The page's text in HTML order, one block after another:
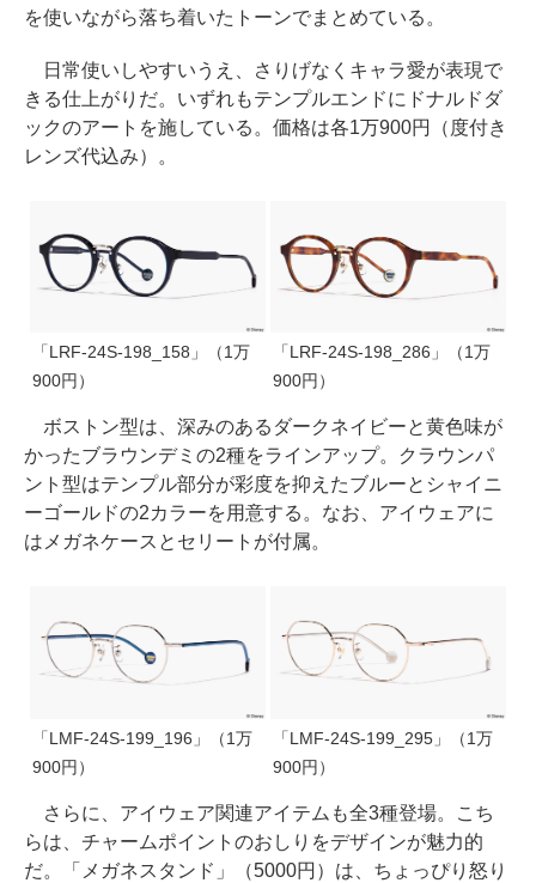
を使いながら落ち着いたトーンでまとめている。
日常使いしやすいうえ、さりげなくキャラ愛が表現で
きる仕上がりだ。いずれもテンプルエンドにドナルドダ
ックのアートを施している。価格は各1万900円（度付き
レンズ代込み）。
「LRF-24S-198_158」（1万
900円）
「LRF-24S-198_286」（1万
900円）
ボストン型は、深みのあるダークネイビーと黄色味が
かったブラウンデミの2種をラインアップ。クラウンパ
ント型はテンプル部分が彩度を抑えたブルーとシャイニ
ーゴールドの2カラーを用意する。なお、アイウェアに
はメガネケースとセリートが付属。
「LMF-24S-199_196」（1万
900円）
「LMF-24S-199_295」（1万
900円）
さらに、アイウェア関連アイテムも全3種登場。こち
らは、チャームポイントのおしりをデザインが魅力的
だ。「メガネスタンド」（5000円）は、ちょっぴり怒り